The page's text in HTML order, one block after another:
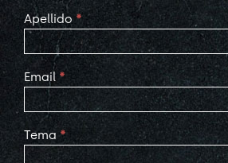
Apellido *
Email *
Tema *